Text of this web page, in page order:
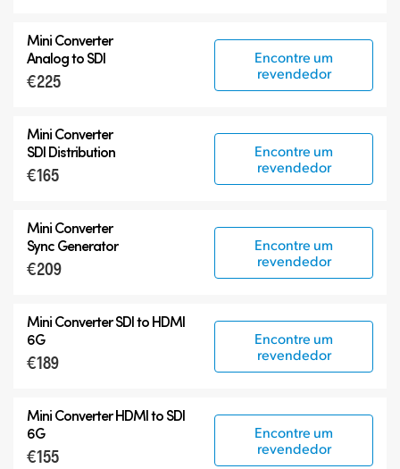
Mini Converter
Analog to SDI
€225
Encontre um
revendedor
Mini Converter
SDI Distribution
€165
Encontre um
revendedor
Mini Converter
Sync Generator
€209
Encontre um
revendedor
Mini Converter SDI to HDMI
6G
€189
Encontre um
revendedor
Mini Converter HDMI to SDI
6G
€155
Encontre um
revendedor